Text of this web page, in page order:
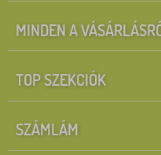
MINDEN A
TOP SZEKCIÓK
SZÁMLÁM